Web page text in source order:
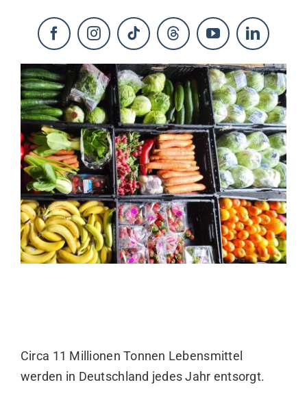
KONTAKT
Circa 11 Millionen Tonnen Lebensmittel
werden in Deutschland jedes Jahr entsorgt.